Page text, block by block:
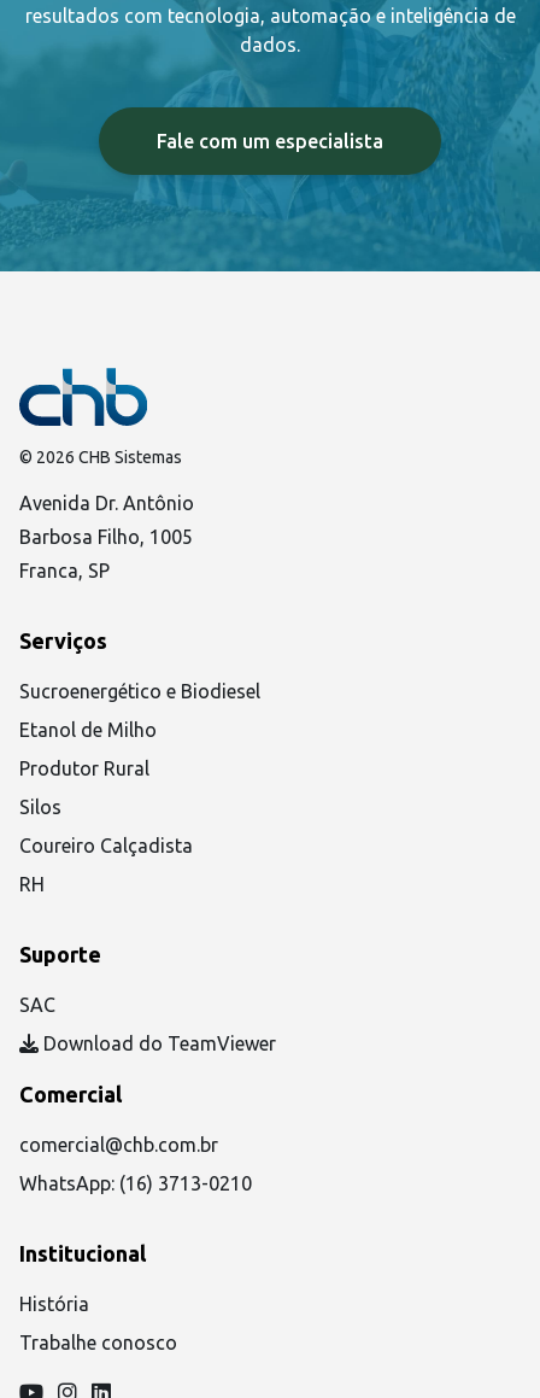
resultados com tecnologia, automação e inteligência de
dados.
Fale com um especialista
© 2026 CHB Sistemas
Avenida Dr. Antônio
Barbosa Filho, 1005
Franca, SP
Serviços
Sucroenergético e Biodiesel
Etanol de Milho
Produtor Rural
Silos
Coureiro Calçadista
RH
Suporte
SAC
Download do TeamViewer
Comercial
comercial@chb.com.br
WhatsApp: (16) 3713-0210
Institucional
História
Trabalhe conosco